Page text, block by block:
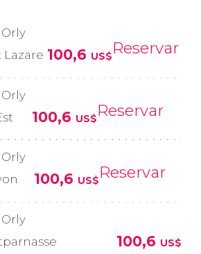
Lazare 100,6 US$Reservar
100,6 US$Reservar
100,6 US$Reservar
100,6 US$